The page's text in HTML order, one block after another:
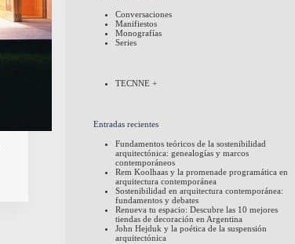
Conversaciones
Manifiestos
Monografías
Series
TECNNE +
Entradas recientes
Fundamentos teóricos de la sostenibilidad
arquitectónica: genealogías y marcos
contemporáneos
Rem Koolhaas y la promenade programática en
arquitectura contemporánea
Sostenibilidad en arquitectura contemporánea:
fundamentos y debates
Renueva tu espacio: Descubre las 10 mejores
tiendas de decoración en Argentina
John Hejduk y la poética de la suspensión
arquitectónica